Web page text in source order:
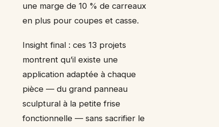
une marge de 10 % de carreaux
en plus pour coupes et casse.
Insight final : ces 13 projets
montrent qu’il existe une
application adaptée à chaque
pièce — du grand panneau
sculptural à la petite frise
fonctionnelle — sans sacrifier le